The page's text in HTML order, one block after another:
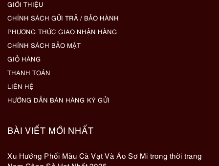
GIỚI THIỆU
CHÍNH SÁCH GỬI TRẢ / BẢO HÀNH
PHƯƠNG THỨC GIAO NHẬN HÀNG
CHÍNH SÁCH BẢO MẬT
GIỎ HÀNG
THANH TOÁN
LIÊN HỆ
HƯỚNG DẪN BÁN HÀNG KÝ GỬI
BÀI VIẾT MỚI NHẤT
Xu Hướng Phối Màu Cà Vạt Và Áo Sơ Mi trong thời trang